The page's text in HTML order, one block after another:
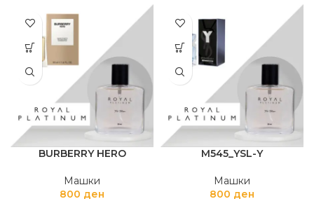
BURBERRY HERO
Машки
800 ден
M545_YSL-Y
Машки
800 ден